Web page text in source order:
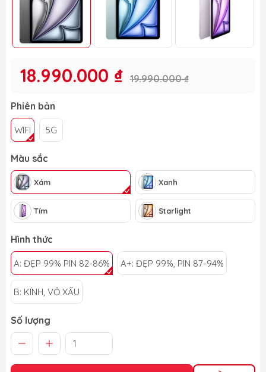
18.990.000 ₫ 19.990.000 ₫
Phiên bản
WIFI 5G
Màu sắc
Xám Xanh
Tím Starlight
Hình thức
A: ĐẸP 99% PIN 82-86% A+: ĐẸP 99%, PIN 87-94%
B: KÍNH, VỎ XẤU
Số lượng